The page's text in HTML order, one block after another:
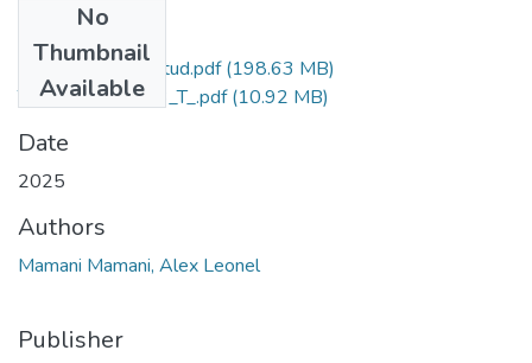
No
Thumbnail
Available
Grado de Similitud.pdf(198.63 MB)
T036_76201463_T_.pdf(10.92 MB)
Date
2025
Authors
Mamani Mamani, Alex Leonel
Publisher